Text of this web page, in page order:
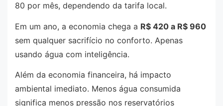
80 por mês, dependendo da tarifa local.
Em um ano, a economia chega a R$ 420 a R$ 960
sem qualquer sacrifício no conforto. Apenas
usando água com inteligência.
Além da economia financeira, há impacto
ambiental imediato. Menos água consumida
significa menos pressão nos reservatórios